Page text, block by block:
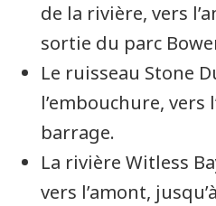
de la rivière, vers
sortie du parc
Le ruisseau Stone
l’embouchure, vers
barrage.
La rivière Witless
vers l’amont,